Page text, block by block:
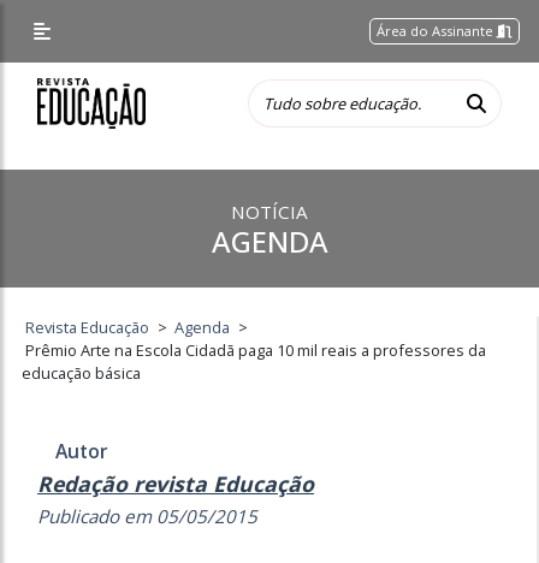
Área do Assinante
NOTÍCIA
AGENDA
Revista Educação > Agenda >
Prêmio Arte na Escola Cidadã paga 10 mil reais a professores da
educação básica
Autor
Redação revista Educação
Publicado em 05/05/2015